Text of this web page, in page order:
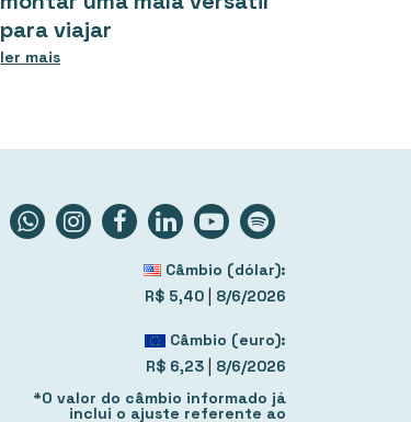
para viajar
ler mais
Câmbio (dólar):
R$ 5,40 | 8/6/2026
Câmbio (euro):
R$ 6,23 | 8/6/2026
*O valor do câmbio informado já
inclui o ajuste referente ao